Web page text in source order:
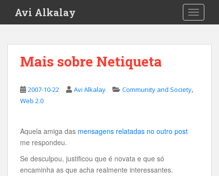
i
Avi Alkalay
Mais sobre Netiqueta
2007-10-22 Avi Alkalay Community and Society,
Web 2.0
Aquela amiga das mensagens relatadas no outro post
me respondeu.
Se desculpou, justificou que é novata e que só
encaminha as que acha realmente interessantes.